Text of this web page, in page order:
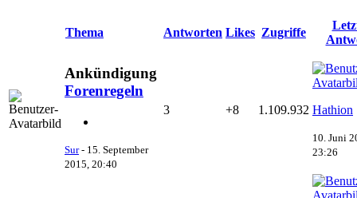
Thema Antworten Likes Zugriffe
Ankündigung
Forenregeln
Sur- 15. September
2015, 20:40
3 +8 1.109.932 Hathion
10. Juni
23:26